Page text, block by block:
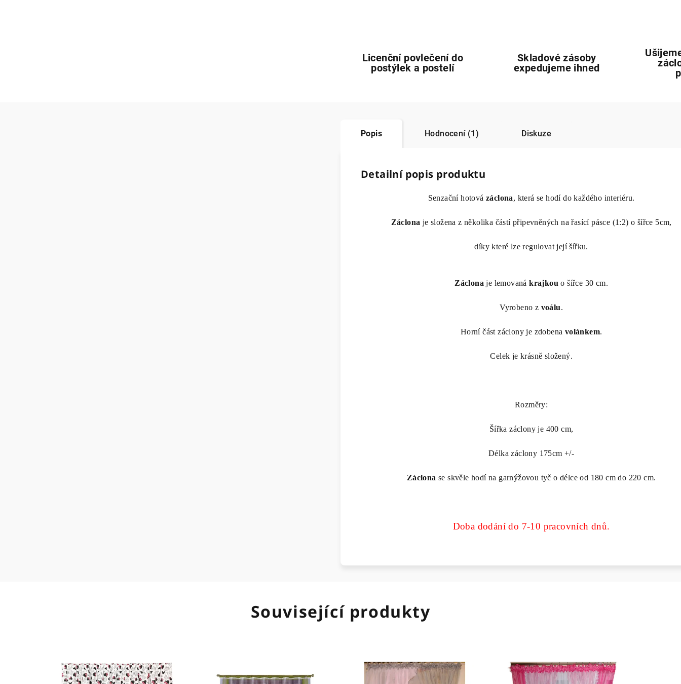
Licenční povlečení do
postýlek a postelí
Skladové zásoby
expedujeme ihned
Popis Hodnocení (1) Diskuze
Detailní popis produktu
Senzační hotovázáclona, která se hodí do každého interiéru.
Záclona je složena z několika částí připevněných na řasící pásce (1:2) o šířce 5cm,
díky které lze regulovat její šířku.
Záclona je lemovaná krajkou o šířce 30 cm.
Vyrobeno z voálu.
Horní část záclony je zdobena volánkem.
Celek je krásně složený.
Rozměry:
Šířka záclony je 400 cm,
Délka záclony 175cm +/-
Záclona se skvěle hodí na garnýžovou tyč o délce od 180 cm do 220 cm.
Doba dodání do 7-10 pracovních dnů.
Související produkty